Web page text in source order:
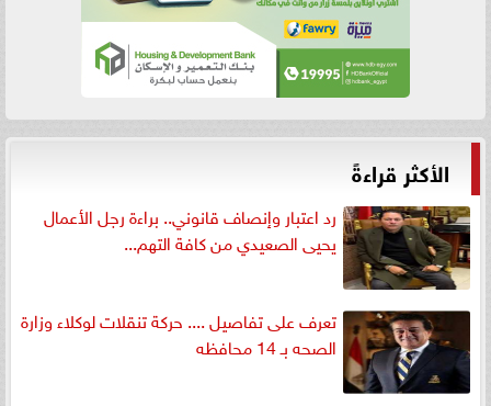
الأكثر قراءةً
رد اعتبار وإنصاف قانوني.. براءة رجل الأعمال
يحيى الصعيدي من كافة التهم...
تعرف على تفاصيل .... حركة تنقلات لوكلاء وزارة
الصحه بـ 14 محافظه